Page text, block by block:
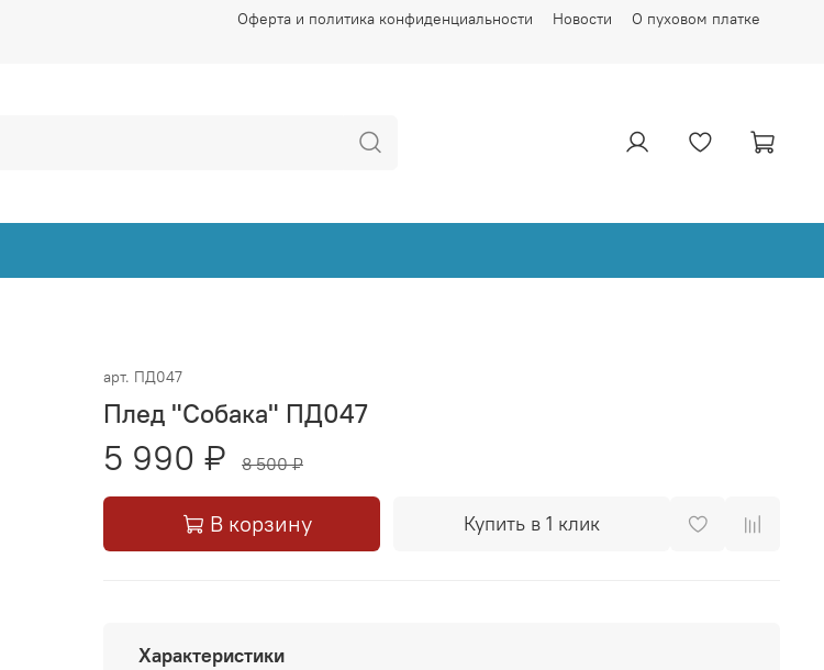
Оферта и политика конфиденциальности Новости О пуховом платке
арт. ПД047
Плед "Собака" ПД047
5 990 ₽ 8 500 ₽
В корзину Купить в 1 клик
Характеристики